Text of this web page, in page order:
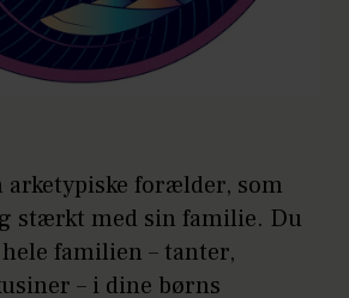
arketypiske forælder, som
stærkt med sin familie. Du
familien – tanter,
– i dine børns